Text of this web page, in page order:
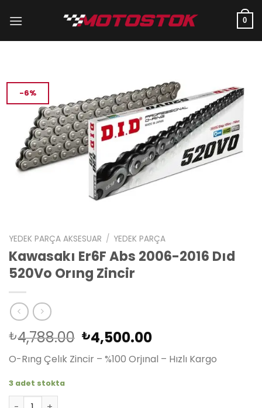
atla
0
-6%
YEDEK PARÇA AKSESUAR / YEDEK PARÇA
Kawasakı Er6F Abs 2006-2016 Dıd
520Vo Orıng Zincir
₺4,788.00 Orijinal
fiyat:
₺4,788.00.
₺4,500.00Şu
andaki
fiyat:
O-Rıng Çelık Zincir – %100 Orjınal – Hızlı Kargo
3 adet stokta
Kawasakı Er6F Abs 2006-2016 Dıd 520Vo Orıng Zincir